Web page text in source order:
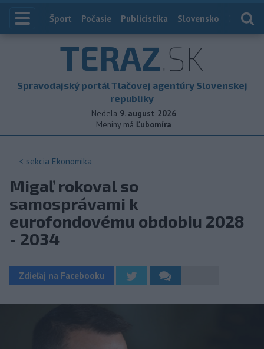
Index
Šport Počasie Publicistika Slovensko
TERAZ.SK
Spravodajský portál Tlačovej agentúry Slovenskej
republiky
Nedela 9. august 2026
Meniny má Ľubomíra
< sekcia Ekonomika
Migaľ rokoval so
samosprávami k
eurofondovému obdobiu 2028
- 2034
Zdieľaj na Facebooku